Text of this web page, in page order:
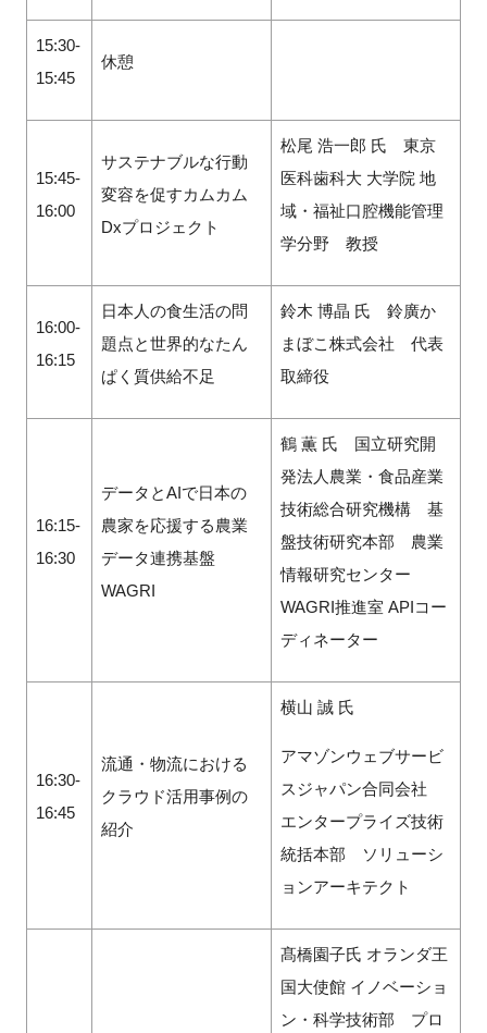
15:30-
15:45
休憩
15:45-
16:00
サステナブルな行動
変容を促すカムカム
Dxプロジェクト
松尾 浩一郎 氏 東京
医科歯科大 大学院 地
域・福祉口腔機能管理
学分野 教授
16:00-
16:15
日本人の食生活の問
題点と世界的なたん
ぱく質供給不足
鈴木 博晶 氏 鈴廣か
まぼこ株式会社 代表
取締役
16:15-
16:30
データとAIで日本の
農家を応援する農業
データ連携基盤
WAGRI
鶴 薫 氏 国立研究開
発法人農業・食品産業
技術総合研究機構 基
盤技術研究本部 農業
情報研究センター
WAGRI推進室 APIコー
ディネーター
16:30-
16:45
流通・物流における
クラウド活用事例の
紹介
横山 誠 氏
アマゾンウェブサービ
スジャパン合同会社
エンタープライズ技術
統括本部 ソリューシ
ョンアーキテクト
髙橋園子氏 オランダ王
国大使館 イノベーショ
ン・科学技術部 プロ